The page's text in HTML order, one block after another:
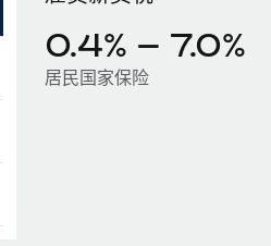
0.4% – 7.0%
居民国家保险